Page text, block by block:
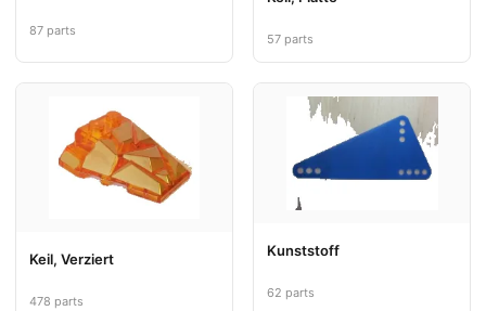
87 parts
57 parts
Keil, Verziert
478 parts
Kunststoff
62 parts